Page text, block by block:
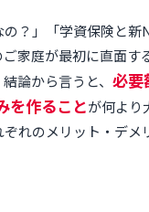
？」「学資保険と
家庭が最初に直面す
論から言うと、 必要
を作ることが何より
れのメリット・デメ